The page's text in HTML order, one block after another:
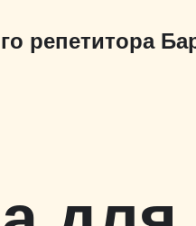
репетитора